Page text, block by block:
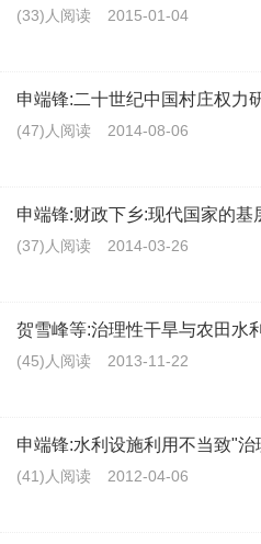
(33)人阅读 2015-01-04
申端锋:二十世纪中国村庄权力
(47)人阅读 2014-08-06
申端锋:财政下乡:现代国家的基
(37)人阅读 2014-03-26
贺雪峰等:治理性干旱与农田水
(45)人阅读 2013-11-22
申端锋:水利设施利用不当致"治
(41)人阅读 2012-04-06